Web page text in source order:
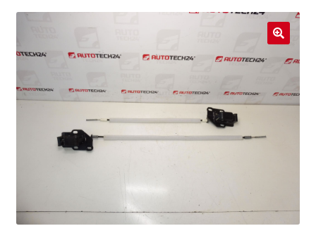
Maailmanlaajuinen toimitus
Maksut
Reklamaatiomenettely